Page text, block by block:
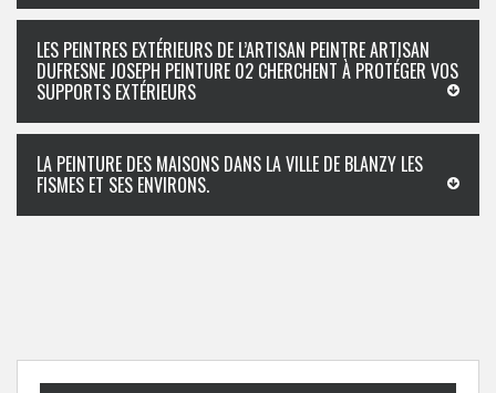
LES PEINTRES EXTÉRIEURS DE L’ARTISAN PEINTRE ARTISAN
DUFRESNE JOSEPH PEINTURE 02 CHERCHENT À PROTÉGER VOS
SUPPORTS EXTÉRIEURS
LA PEINTURE DES MAISONS DANS LA VILLE DE BLANZY LES
FISMES ET SES ENVIRONS.